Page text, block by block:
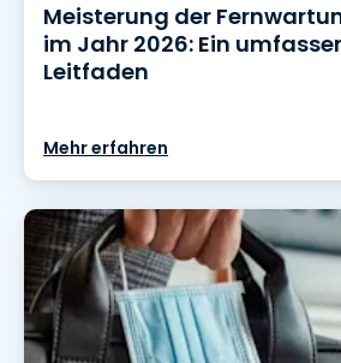
Meisterung der
im Jahr 2026: Ein
Leitfaden
Mehr erfahren